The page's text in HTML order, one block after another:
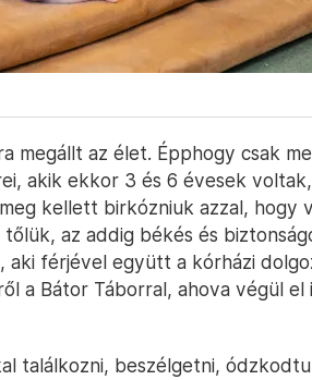
megállt az élet. Épphogy csak
akik ekkor 3 és 6 évesek
kellett birkózniuk azzal, hogy
az addig békés és
aki férjével együtt a kórházi
a Bátor Táborral, ahova végül el
találkozni, beszélgetni,